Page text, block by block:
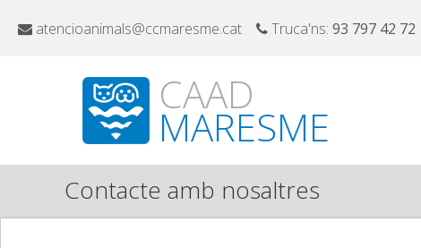
atencioanimals@ccmaresme.cat Truca'ns: 93 797 42 72
CAAD
MARESME
Contacte amb nosaltres